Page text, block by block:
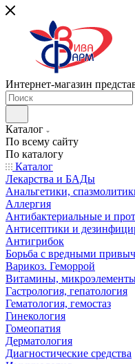
Интернет-магазин
Каталог
По всему сайту
По каталогу
Каталог
Лекарства и БАДы
Анальгетики,
Аллергия
Антибактериальные и
Антисептики и
Антигрибок
Борьба с вредными
Варикоз. Геморрой
Витамины,
Гастрология, гепатология
Гематология, гемостаз
Гинекология
Гомеопатия
Дерматология
Диагностические средства